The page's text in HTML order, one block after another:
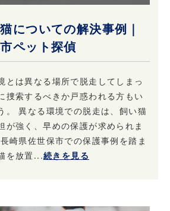
についての解決事例｜
ペット探偵
とは異なる場所で脱走してしまっ
捜索するべきか戸惑われる方もい
。 異なる環境での脱走は、飼い猫
が強く、早めの保護が求められま
崎県佐世保市での保護事例を踏ま
を放置...続きを見る